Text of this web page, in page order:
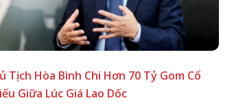
Tịch Hòa Bình Chi Hơn 70 Tỷ Gom Cổ
Giữa Lúc Giá Lao Dốc